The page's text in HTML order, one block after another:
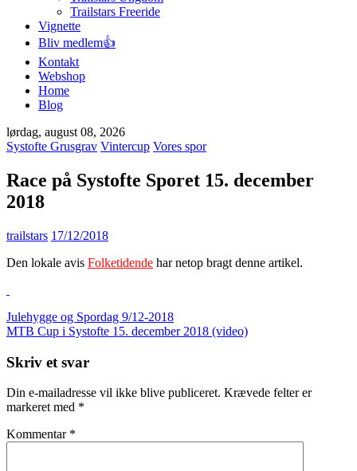
Trailstars Freeride
Vignette
Bliv medlem👍
Kontakt
Webshop
Home
Blog
lørdag, august 08, 2026
Systofte Grusgrav Vintercup Vores spor
Race på Systofte Sporet 15. december
2018
trailstars 17/12/2018
Den lokale avis Folketidende har netop bragt denne artikel.
Indlægsnavigation
Julehygge og Spordag 9/12-2018
MTB Cup i Systofte 15. december 2018 (video)
Skriv et svar
Din e-mailadresse vil ikke blive publiceret. Krævede felter er
markeret med *
Kommentar *